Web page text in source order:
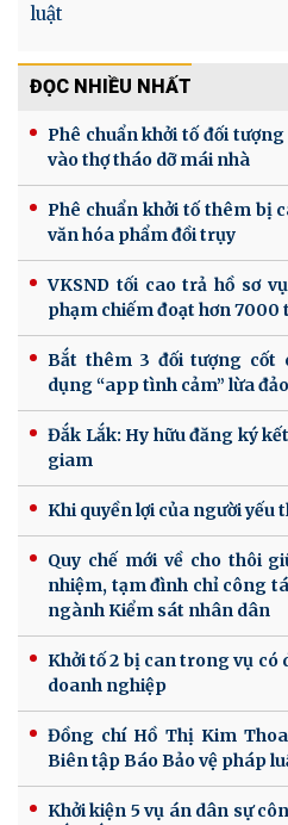
luật
ĐỌC NHIỀU NHẤT
Phê chuẩn khởi tố đối
vào thợ tháo dỡ mái nhà
Phê chuẩn khởi tố thêm bị
văn hóa phẩm đồi trụy
VKSND tối cao trả hồ sơ
phạm chiếm đoạt hơn 7000
Bắt thêm 3 đối tượng cốt
dụng “app tình cảm” lừa
Đắk Lắk: Hy hữu đăng ký
giam
Khi quyền lợi của người yếu
Quy chế mới về cho thôi
nhiệm, tạm đình chỉ công
ngành Kiểm sát nhân dân
Khởi tố 2 bị can trong vụ có
doanh nghiệp
Đồng chí Hồ Thị Kim
Biên tập Báo Bảo vệ pháp
Khởi kiện 5 vụ án dân sự